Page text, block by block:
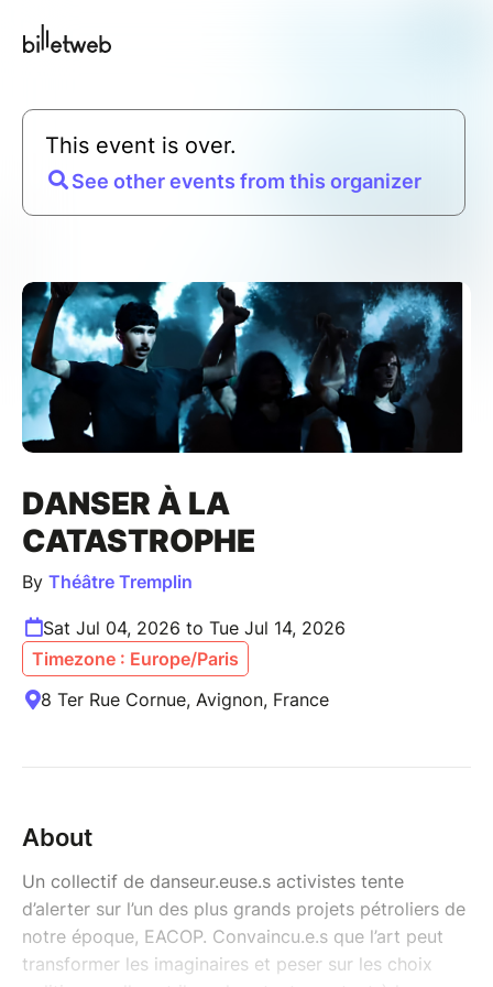
This event is over.
See other events from this organizer
DANSER À LA
CATASTROPHE
By Théâtre Tremplin
Sat Jul 04, 2026 to Tue Jul 14, 2026
Timezone : Europe/Paris
8 Ter Rue Cornue, Avignon, France
About
Un collectif de danseur.euse.s activistes tente
d’alerter sur l’un des plus grands projets pétroliers de
notre époque, EACOP. Convaincu.e.s que l’art peut
transformer les imaginaires et peser sur les choix